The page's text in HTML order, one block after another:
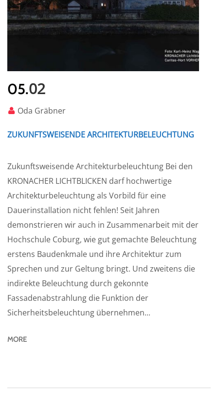
05.02
Oda Gräbner
ZUKUNFTSWEISENDE ARCHITEKTURBELEUCHTUNG
Zukunftsweisende Architekturbeleuchtung Bei den
KRONACHER LICHTBLICKEN darf hochwertige
Architekturbeleuchtung als Vorbild für eine
Dauerinstallation nicht fehlen! Seit Jahren
demonstrieren wir auch in Zusammenarbeit mit der
Hochschule Coburg, wie gut gemachte Beleuchtung
erstens Baudenkmale und ihre Architektur zum
Sprechen und zur Geltung bringt. Und zweitens die
indirekte Beleuchtung durch gekonnte
Fassadenabstrahlung die Funktion der
Sicherheitsbeleuchtung übernehmen...
MORE